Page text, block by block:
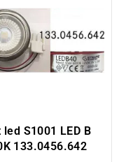
led S1001 LED B
133.0456.642